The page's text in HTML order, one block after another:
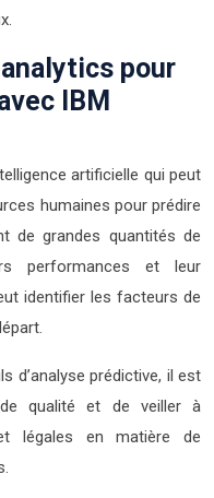
pour
IBM
artificielle qui peut
humaines pour prédire
de grandes quantités de
performances et leur
identifier les facteurs de
d’analyse prédictive, il est
qualité et de veiller à
légales en matière de